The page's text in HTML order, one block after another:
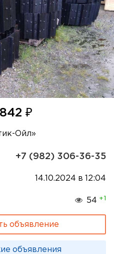
842 ₽
Ойл»
+7 (982) 306-36-35
14.10.2024 в 12:04
54 +1
объявление
объявления